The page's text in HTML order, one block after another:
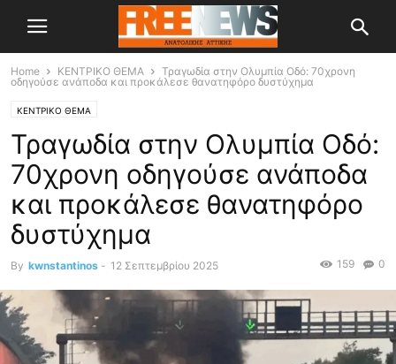
Home ΚΕΝΤΡΙΚΟ ΘΕΜΑ
Τραγωδία στην Ολυμπία Οδό: 70χρονη
οδηγούσε ανάποδα και προκάλεσε θανατηφόρο δυστύχημα
ΚΕΝΤΡΙΚΟ ΘΕΜΑ
Τραγωδία στην Ολυμπία Οδό:
70χρονη οδηγούσε ανάποδα
και προκάλεσε θανατηφόρο
δυστύχημα
By kwnstantinos - 12 Σεπτεμβρίου 2025 0
159